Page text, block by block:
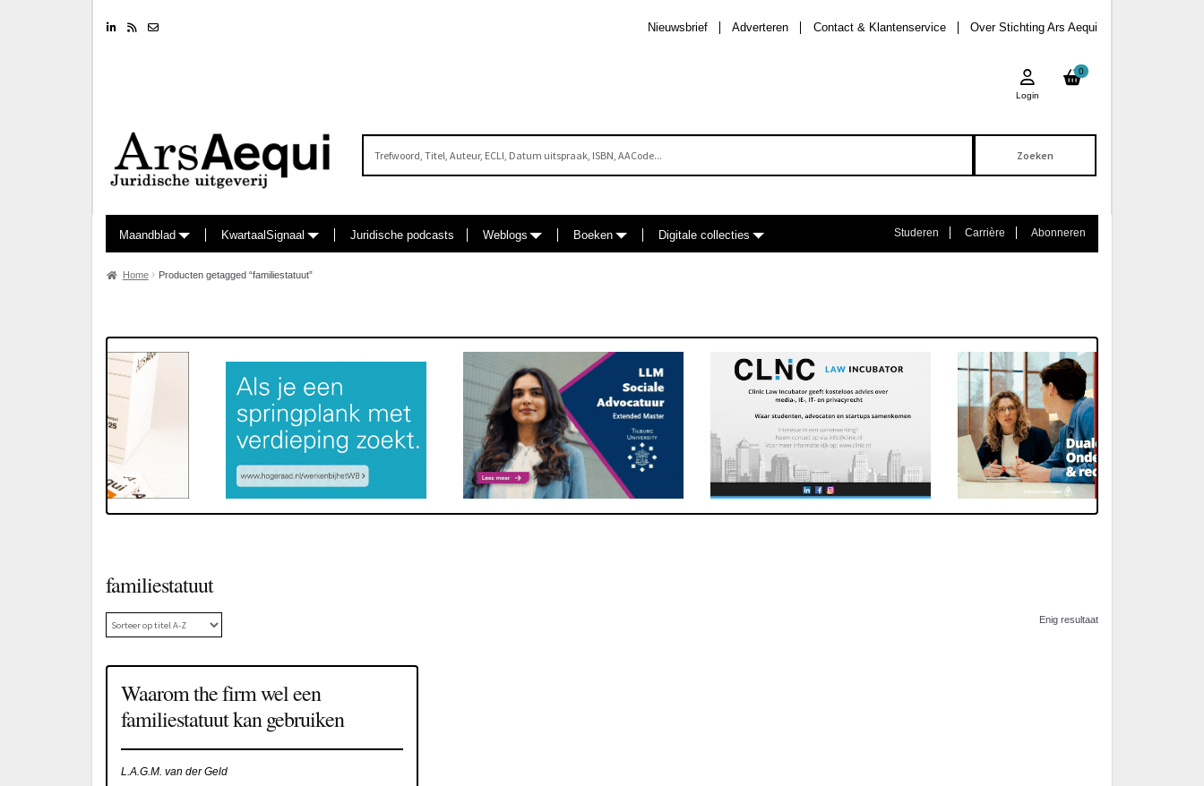
LinkedinRSS feed Over Stichting Ars Aequi
Contact & Klantenservice
Adverteren
Nieuwsbrief
0
Login
Maandblad KwartaalSignaal Juridische podcasts Weblogs Boeken Digitale collecties Studeren Carrière Abonneren
Home Producten getagged “familiestatuut”
familiestatuut
Enig resultaat
Waarom the firm wel een
familiestatuut kan gebruiken
L.A.G.M. van der Geld